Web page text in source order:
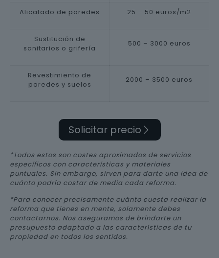
Alicatado de paredes 25 – 50 euros/m2
Sustitución de
sanitarios o grifería
500 – 3000 euros
Revestimiento de
paredes y suelos
2000 – 3500 euros
Solicitar precio
*Todos estos son costes aproximados de servicios
específicos con características y materiales
puntuales. Sin embargo, sirven para darte una idea de
cuánto podría costar de media cada reforma.
*Para conocer precisamente cuánto cuesta realizar la
reforma que tienes en mente, solamente debes
contactarnos. Nos aseguramos de brindarte un
presupuesto adaptado a las características de tu
propiedad en todos los sentidos.